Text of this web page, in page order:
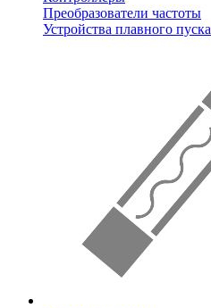
Преобразователи частоты
Устройства плавного пуска